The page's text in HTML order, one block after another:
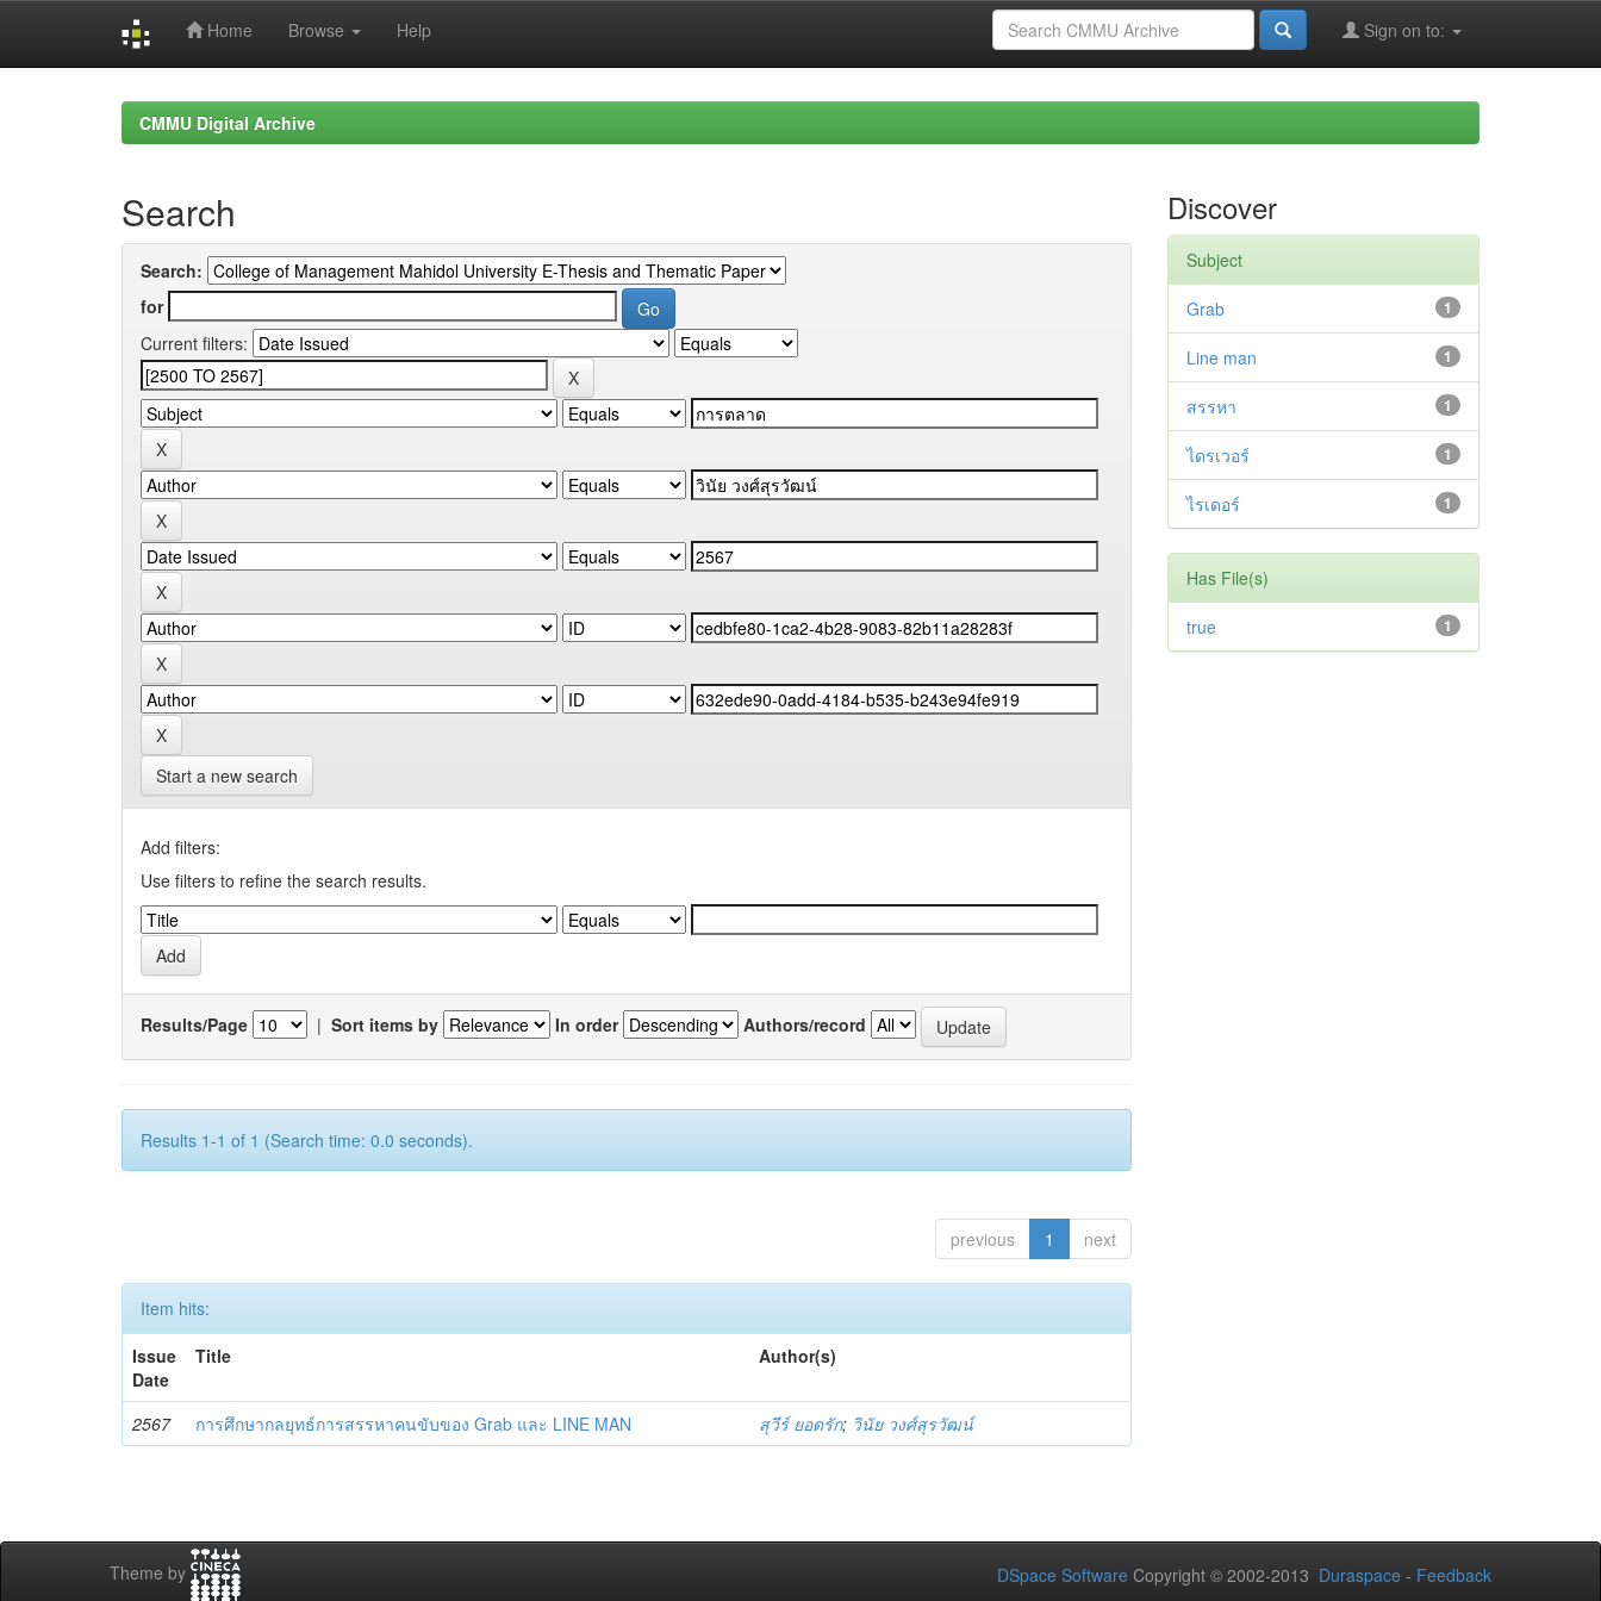
Home Browse Help Sign on to:
CMMU Digital Archive
Search
Search:
for
Current filters:
Start a new search
Add filters:
Use filters to refine the search results.
Results/Page | Sort items by In order Authors/record
Results 1-1 of 1 (Search time: 0.0 seconds).
previous 1 next
Item hits:
Issue
Date
Title Author(s)
2567 การศึกษากลยุทธ์การสรรหาคนขับของ Grab และ LINE MAN สุวีร์ ยอดรัก; วินัย วงศ์สุรวัฒน์
Discover
Subject
1
Grab
1
Line man
1
สรรหา
1
ไดรเวอร์
1
ไรเดอร์
Has File(s)
1
true
Theme by DSpace Software Copyright © 2002-2013 Duraspace - Feedback